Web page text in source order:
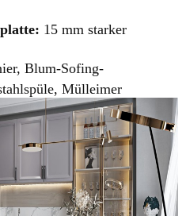
15 mm starker
Blum-Sofing-
Mülleimer